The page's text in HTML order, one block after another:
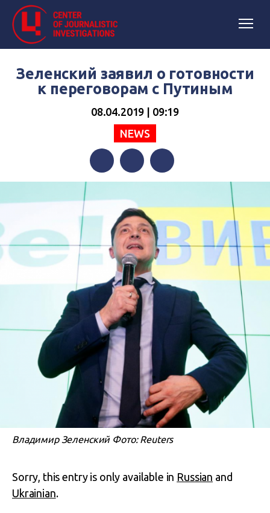
Зеленский заявил о готовности
к переговорам с Путиным
08.04.2019 | 09:19
NEWS
FacebookTwitterTelegram
Владимир Зеленский Фото: Reuters
Sorry, this entry is only available in Russian and
Ukrainian.